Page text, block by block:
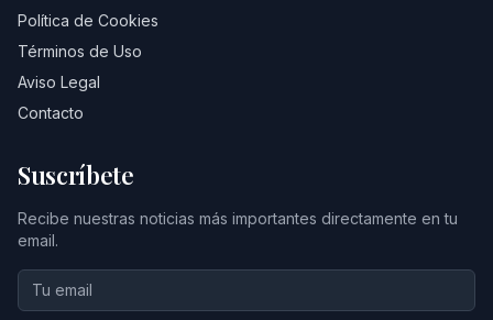
Política de Cookies
Términos de Uso
Aviso Legal
Contacto
Suscríbete
Recibe nuestras noticias más importantes directamente en tu
email.